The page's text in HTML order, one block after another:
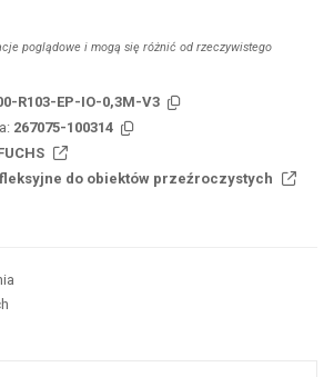
poglądowe i mogą się różnić od rzeczywistego
R103-EP-IO-0,3M-V3
267075-100314
do obiektów przeźroczystych